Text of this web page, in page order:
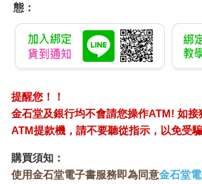
態：
提醒您！！
金石堂及銀行均不會請您操作ATM! 如接
ATM提款機，請不要聽從指示，以免受騙
購買須知：
使用金石堂電子書服務即為同意金石堂